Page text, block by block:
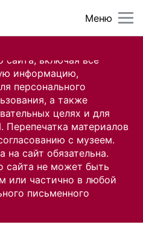
включая все
информацию,
персонального
а также
целях и для
материалов
с музеем.
сайт обязательна.
сайта не может быть
или частично в любой
письменного
Меню